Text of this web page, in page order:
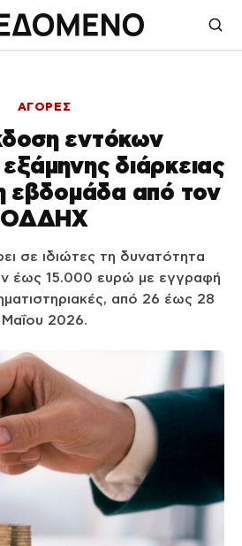
ΑΓΟΡΕΣ
εντόκων
διάρκειας
εβδομάδα από τον
ΟΔΔΗΧ
σε ιδιώτες τη δυνατότητα
έως 15.000 ευρώ με εγγραφή
από 26 έως 28
Μαΐου 2026.